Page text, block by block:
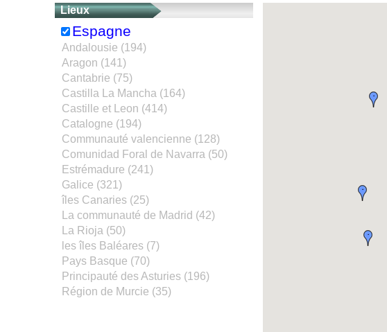
Lieux
Espagne
Andalousie (194)
Aragon (141)
Cantabrie (75)
Castilla La Mancha (164)
Castille et Leon (414)
Catalogne (194)
Communauté valencienne (128)
Comunidad Foral de Navarra (50)
Estrémadure (241)
Galice (321)
îles Canaries (25)
La communauté de Madrid (42)
La Rioja (50)
les îles Baléares (7)
Pays Basque (70)
Principauté des Asturies (196)
Région de Murcie (35)